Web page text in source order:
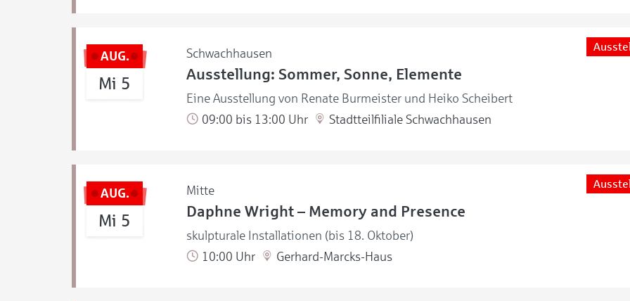
AUG.
Mi 5
Schwachhausen
Ausstellung: Sommer, Sonne, Elemente
Eine Ausstellung von Renate Burmeister und Heiko Scheibert
09:00 bis 13:00 Uhr
Stadtteilfiliale Schwachhausen
AUG.
Mi 5
Mitte
Daphne Wright – Memory and Presence
skulpturale Installationen (bis 18. Oktober)
10:00 Uhr
Gerhard-Marcks-Haus